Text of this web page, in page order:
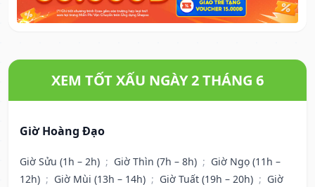
XEM TỐT XẤU NGÀY 2 THÁNG 6
Giờ Hoàng Đạo
Giờ Sửu (1h – 2h) ; Giờ Thìn (7h – 8h) ; Giờ Ngọ (11h –
12h) ; Giờ Mùi (13h – 14h) ; Giờ Tuất (19h – 20h) ; Giờ